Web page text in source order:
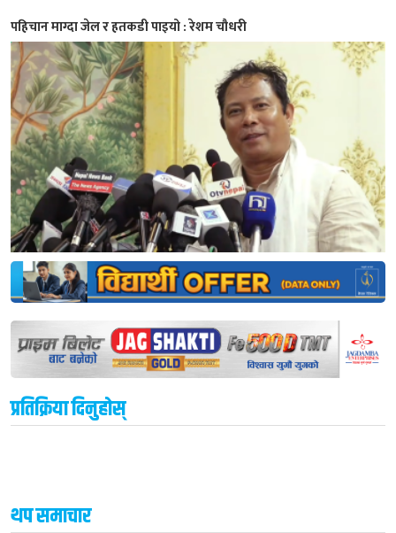
पहिचान माग्दा जेल र हतकडी पाइयो : रेशम चौधरी
प्रतिक्रिया दिनुहोस्
थप समाचार